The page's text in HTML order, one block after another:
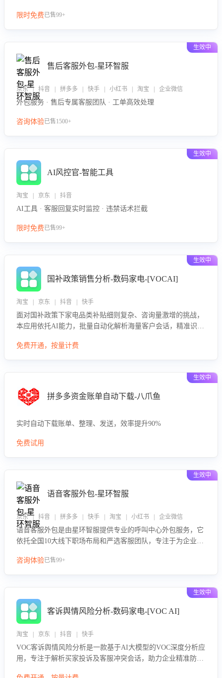
限时免费已售99+
生效中
售后客服外包-星环智服
京东 | 抖音 | 拼多多 | 快手 | 小红书 | 淘宝 | 企业微信
外包服务 · 售后专属客服团队 · 工单高效处理
咨询体验已售1500+
生效中
AI风控官-智能工具
淘宝 | 京东 | 抖音
AI工具 · 客服回复实时监控 · 违禁话术拦截
限时免费已售99+
生效中
国补政策销售分析-数码家电-[VOCAI]
淘宝 | 京东 | 抖音 | 快手
面对国补政策下家电品类补贴细则复杂、咨询量激增的挑战，
本应用依托AI能力，批量自动化解析海量客户会话，精准识别
向，深度洞察决策动因。同时全面评估客服团队政策解读准确
免费开通，按量计费
生效中
拼多多资金账单自动下载-八爪鱼
实时自动下载账单、整理、发送，效率提升90%
免费试用
生效中
语音客服外包-星环智服
京东 | 抖音 | 拼多多 | 快手 | 淘宝 | 小红书 | 企业微信
语音客服外包是由星环智服提供专业的呼叫中心外包服务，它
依托全国10大线下职场布局和严选客服团队，专注于为企业提
队和智能工具提升语音客服服务效率和质量，帮助企业实现降
咨询体验已售99+
生效中
客诉舆情风险分析-数码家电-[VOC AI]
淘宝 | 京东 | 抖音 | 快手
VOC客诉舆情风险分析是一款基于AI大模型的VOC深度分析应
用，专注于解析买家投诉及客服冲突会话，助力企业精准防控